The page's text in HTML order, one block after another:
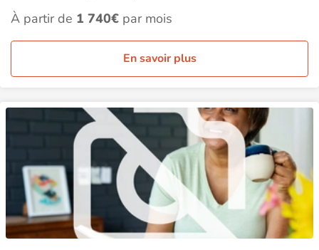
À partir de 1 740€ par mois
En savoir plus